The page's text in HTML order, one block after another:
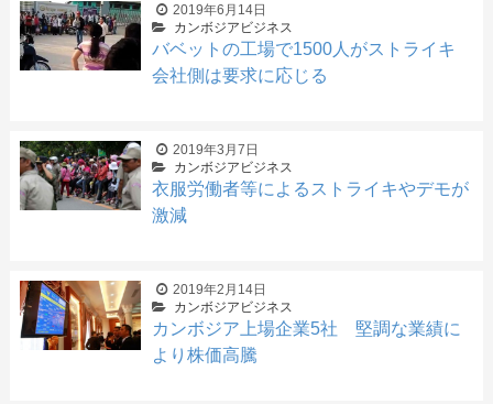
2019年6月14日
カンボジアビジネス
バベットの工場で1500人がストライキ
会社側は要求に応じる
2019年3月7日
カンボジアビジネス
衣服労働者等によるストライキやデモが
激減
2019年2月14日
カンボジアビジネス
カンボジア上場企業5社 堅調な業績に
より株価高騰